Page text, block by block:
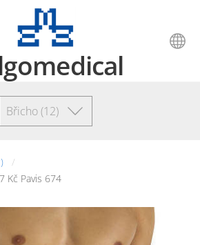
Břicho (12)
Kč Pavis 674